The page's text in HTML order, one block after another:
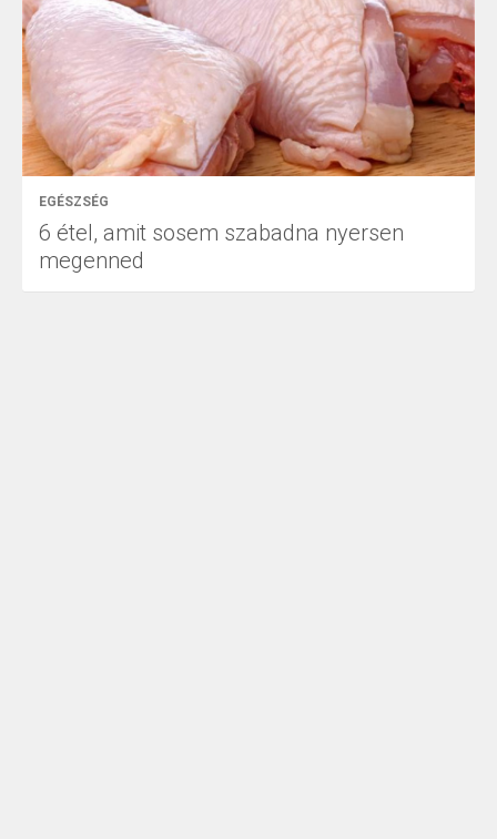
EGÉSZSÉG
6 étel, amit sosem szabadna nyersen
megenned